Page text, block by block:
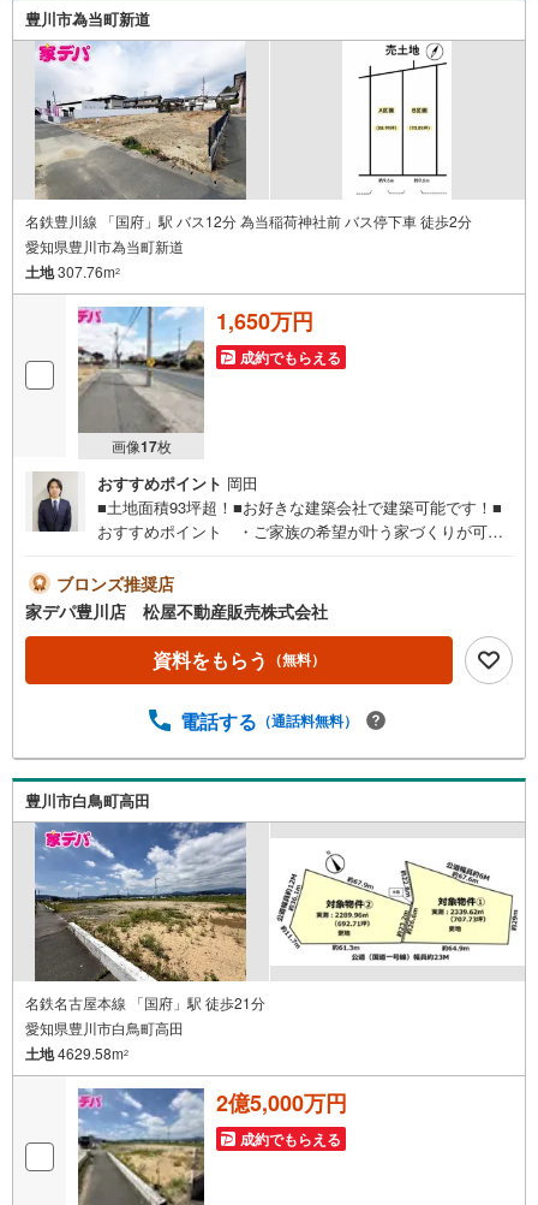
す。・キッズスペース用意しております。ぜひご家族そろ
ってご来場ください。・営業時間 午前9時00分～午後6時30
分 （定休日:水曜日）この時間帯はお電話でのお問い合わせ
がスムーズにご案内できます。右下の電話ボタンをタッ
チ！もしくはお気軽にお電話ください。
豊川市為当町新道
名鉄豊川線 「国府」駅 バス12分 為当稲荷神社前 バス停下車 徒歩2分
愛知県豊川市為当町新道
土地307.76m2
画像17枚
1,650万円
成約でもらえる
おすすめポイント 岡田
■土地面積93坪超！■お好きな建築会社で建築可能です！■
おすすめポイント ・ご家族の希望が叶う家づくりが可能
超の敷地面積です。 ・南側道路に面し、明るく快適な家
づくりが可能です！●家デパ 松屋不動産販売 のつよみ●・
豊橋市・豊川市・知立市・浜松市の4店舗営業中！三河エリ
ア・遠州エリアの物件ならおまかせください。新築戸建、
中古戸建、中古マンション、土地をお客様のご希望に合わ
数！中古物件をご購入の際、約70％という多くの方々がリ
用意しております。ぜひご家族そろってご来場くださ
い。・営業時間 午前9時00分～午後6時30分 （定休日:水曜
日）この時間帯はお電話でのお問い合わせがスムーズにご
案内できます。右下の電話ボタンをタッチ！もしくはお気
軽にお電話ください。
ブロンズ推奨店
家デパ豊川店 松屋不動産販売株式会社
資料をもらう （無料）
電話する （通話料無料）
豊川市白鳥町高田
名鉄名古屋本線 「国府」駅 徒歩21分
愛知県豊川市白鳥町高田
土地4629.58m2
2億5,000万円
成約でもらえる